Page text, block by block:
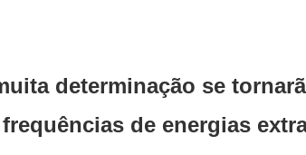
determinação se
de energias